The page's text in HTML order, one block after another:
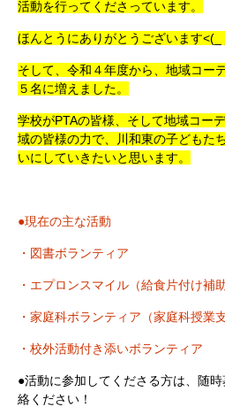
活動を行ってくださっています。
ほんとうにありがとうございます<(_
そして、令和４年度から、地域コー
５名に増えました。
学校がPTAの皆様、そして地域コー
域の皆様の力で、川和東の子どもた
いにしていきたいと思います。
●現在の主な活動
・図書ボランティア
・エプロンスマイル（給食片付け補
・家庭科ボランティア（家庭科授業
・校外活動付き添いボランティア
●活動に参加してくださる方は、随
絡ください！